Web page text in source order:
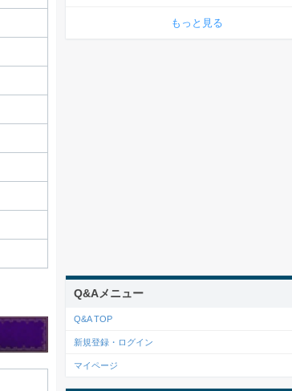
もっと見る
Q&Aメニュー
Q&A TOP
新規登録・ログイン
マイページ